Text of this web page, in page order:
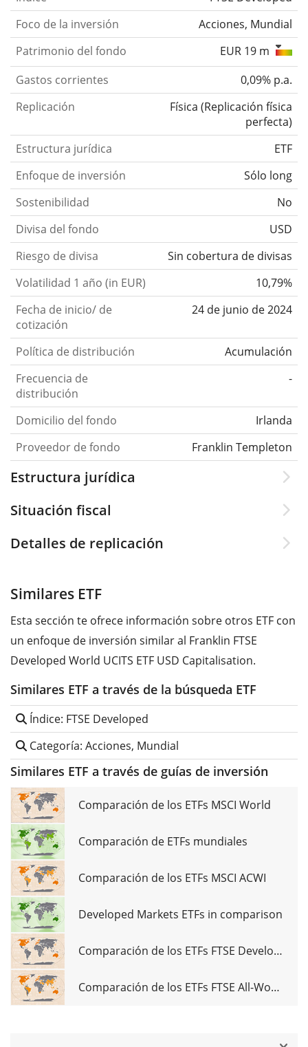
Foco de la inversión
Acciones, Mundial
Patrimonio del fondo
EUR 19 m
Gastos corrientes
0,09% p.a.
Replicación
Física (Replicación física
perfecta)
Estructura jurídica
ETF
Enfoque de inversión
Sólo long
Sostenibilidad
No
Divisa del fondo
USD
Riesgo de divisa
Sin cobertura de divisas
Volatilidad 1 año (in EUR)
10,79%
Fecha de inicio/ de
cotización
24 de junio de 2024
Política de distribución
Acumulación
Frecuencia de
distribución
-
Domicilio del fondo
Irlanda
Proveedor de fondo
Franklin Templeton
Estructura jurídica
Situación fiscal
Detalles de replicación
Similares ETF
Esta sección te ofrece información sobre otros ETF con
un enfoque de inversión similar al Franklin FTSE
Developed World UCITS ETF USD Capitalisation.
Similares ETF a través de la búsqueda ETF
Índice: FTSE Developed
Categoría: Acciones, Mundial
Similares ETF a través de guías de inversión
Comparación de los ETFs MSCI World
Comparación de ETFs mundiales
Comparación de los ETFs MSCI ACWI
Developed Markets ETFs in comparison
Comparación de los ETFs FTSE Developed
Comparación de los ETFs FTSE All-World